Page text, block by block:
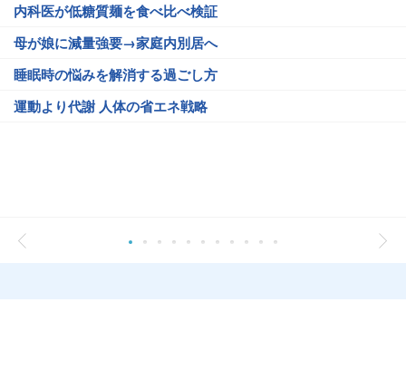
内科医が低糖質麺を食べ比べ検証
母が娘に減量強要→家庭内別居へ
睡眠時の悩みを解消する過ごし方
運動より代謝 人体の省エネ戦略